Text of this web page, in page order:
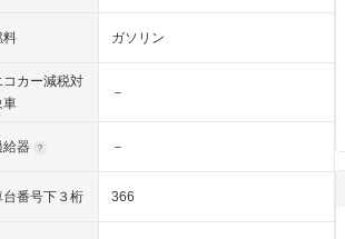
料 ガソリン
コカー減税対
車
－
給器 －
台番号下３桁 366